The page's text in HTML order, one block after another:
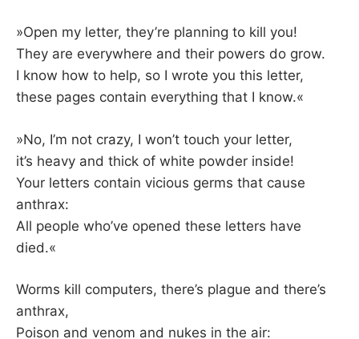
»Open my letter, they’re planning to kill you!
They are everywhere and their powers do grow.
I know how to help, so I wrote you this letter,
these pages contain everything that I know.«
»No, I’m not crazy, I won’t touch your letter,
it’s heavy and thick of white powder inside!
Your letters contain vicious germs that cause
anthrax:
All people who’ve opened these letters have
died.«
Worms kill computers, there’s plague and there’s
anthrax,
Poison and venom and nukes in the air: